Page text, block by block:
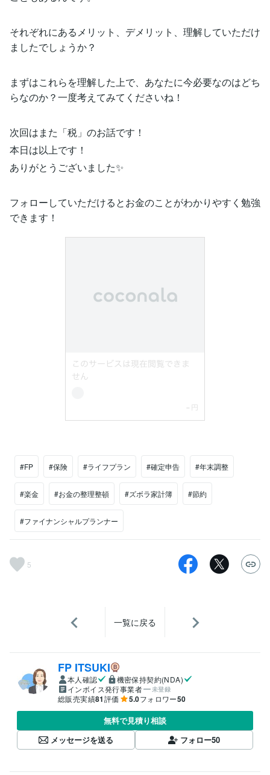
それぞれにあるメリット、デメリット、理解していただけ
ましたでしょうか？
まずはこれらを理解した上で、あなたに今必要なのはどち
らなのか？一度考えてみてくださいね！
次回はまた「税」のお話です！
本日は以上です！
ありがとうございました✨
フォローしていただけるとお金のことがわかりやすく勉強
できます！
#FP #保険 #ライフプラン #確定申告 #年末調整
#楽金 #お金の整理整頓 #ズボラ家計簿 #節約
#ファイナンシャルプランナー
5
一覧に戻る
FP ITSUKI
本人確認
機密保持契約(NDA)
インボイス発行事業者
未登録
総販売実績81評価 5.0フォロワー50
無料で見積り相談
メッセージを送る
フォロー50